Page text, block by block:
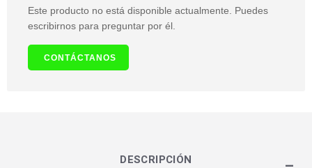
Este producto no está disponible actualmente. Puedes
escribirnos para preguntar por él.
CONTÁCTANOS
DESCRIPCIÓN